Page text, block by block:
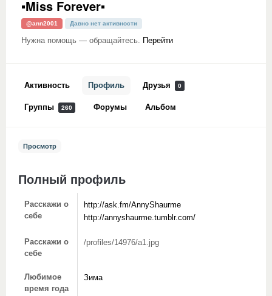
▪Miss Forever▪
@ann2001 Давно нет активности
Нужна помощь — обращайтесь. Перейти
Активность Профиль Друзья 0
Группы 260 Форумы Альбом
Просмотр
Полный профиль
Расскажи о
себе
http://ask.fm/AnnyShaurme
http://annyshaurme.tumblr.com/
Расскажи о
себе
/profiles/14976/a1.jpg
Любимое
время года
Зима